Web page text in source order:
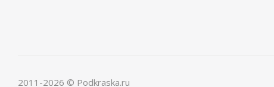
2011-2026 © Podkraska.ru